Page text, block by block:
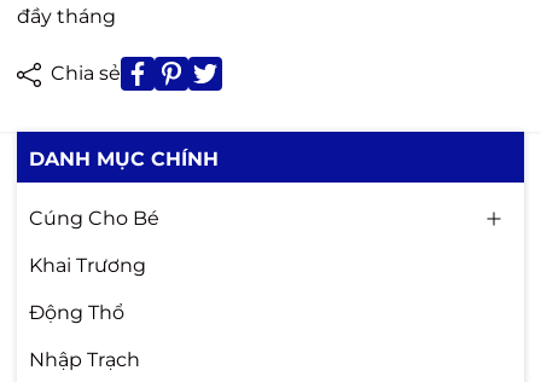
đầy tháng
Chia sẻ
DANH MỤC CHÍNH
Cúng Cho Bé
Khai Trương
Động Thổ
Nhập Trạch